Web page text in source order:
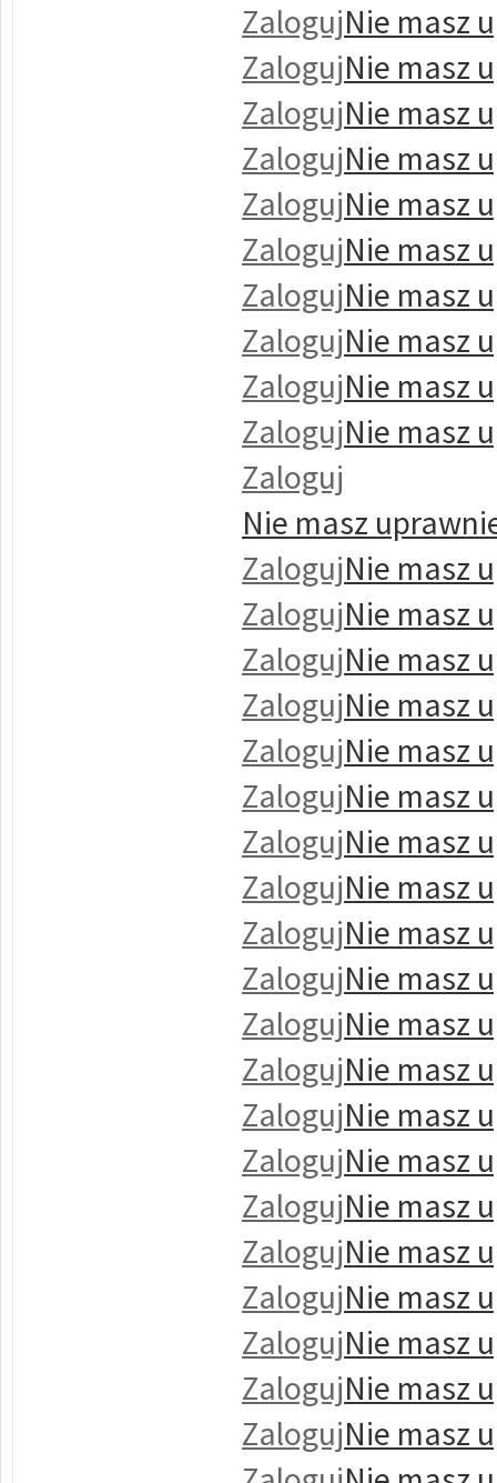
ZalogujNie masz
ZalogujNie masz
ZalogujNie masz
ZalogujNie masz
ZalogujNie masz
ZalogujNie masz
ZalogujNie masz
ZalogujNie masz
ZalogujNie masz
ZalogujNie masz
Zaloguj
Nie masz
ZalogujNie masz
ZalogujNie masz
ZalogujNie masz
ZalogujNie masz
ZalogujNie masz
ZalogujNie masz
ZalogujNie masz
ZalogujNie masz
ZalogujNie masz
ZalogujNie masz
ZalogujNie masz
ZalogujNie masz
ZalogujNie masz
ZalogujNie masz
ZalogujNie masz
ZalogujNie masz
ZalogujNie masz
ZalogujNie masz
ZalogujNie masz
ZalogujNie masz